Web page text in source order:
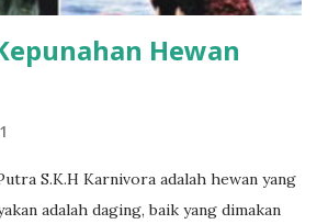
Hewan
S.K.H Karnivora adalah hewan yang
adalah daging, baik yang dimakan